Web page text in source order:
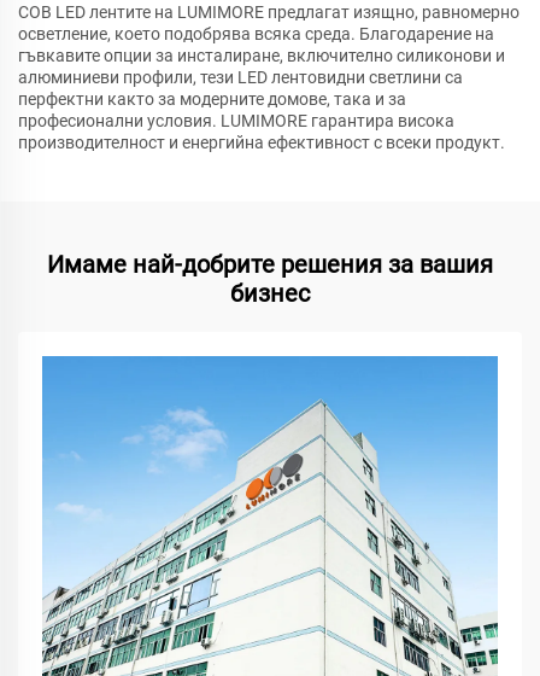
COB LED лентите на LUMIMORE предлагат изящно, равномерно
осветление, което подобрява всяка среда. Благодарение на
гъвкавите опции за инсталиране, включително силиконови и
алюминиеви профили, тези LED лентовидни светлини са
перфектни както за модерните домове, така и за
професионални условия. LUMIMORE гарантира висока
производителност и енергийна ефективност с всеки продукт.
Имаме най-добрите решения за вашия
бизнес